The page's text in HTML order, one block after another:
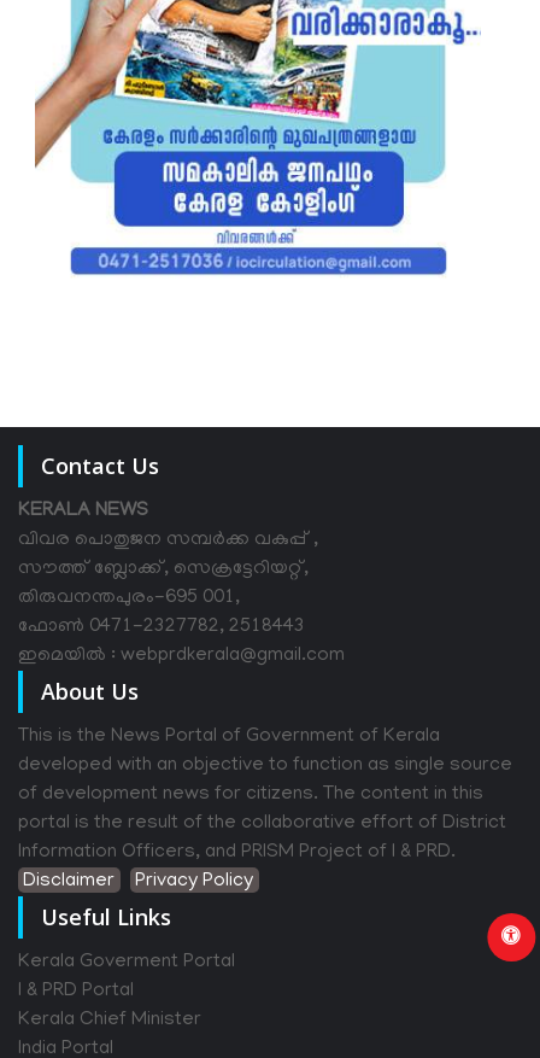
Contact Us
KERALA NEWS
വിവര പൊതുജന സമ്പര്‍ക്ക വകുപ്പ് ,
സൗത്ത് ബ്ലോക്ക്, സെക്രട്ടേറിയറ്റ്,
തിരുവനന്തപുരം-695 001,
ഫോൺ 0471-2327782, 2518443
ഇമെയിൽ : webprdkerala@gmail.com
About Us
This is the News Portal of Government of Kerala
developed with an objective to function as single source
of development news for citizens. The content in this
portal is the result of the collaborative effort of District
Information Officers, and PRISM Project of I & PRD.
Disclaimer
Privacy Policy
Useful Links
Kerala Goverment Portal
I & PRD Portal
Kerala Chief Minister
India Portal